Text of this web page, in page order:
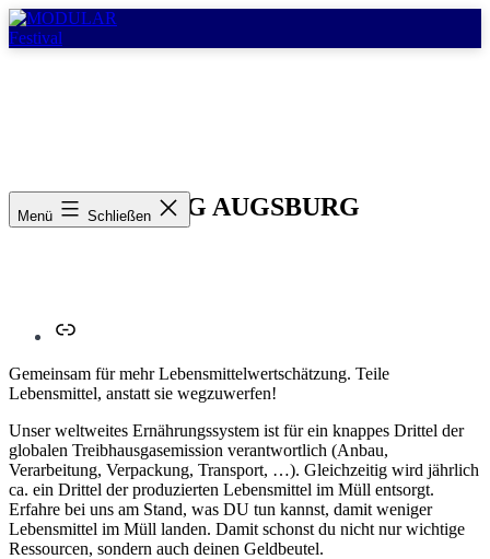
Zum
Inhalt
Menü Schließen
FOODSHARING AUGSBURG
Gemeinsam für mehr Lebensmittelwertschätzung. Teile
Lebensmittel, anstatt sie wegzuwerfen!
Unser weltweites Ernährungssystem ist für ein knappes Drittel der
globalen Treibhausgasemission verantwortlich (Anbau,
Verarbeitung, Verpackung, Transport, …). Gleichzeitig wird jährlich
ca. ein Drittel der produzierten Lebensmittel im Müll entsorgt.
Erfahre bei uns am Stand, was DU tun kannst, damit weniger
Lebensmittel im Müll landen. Damit schonst du nicht nur wichtige
Ressourcen, sondern auch deinen Geldbeutel.